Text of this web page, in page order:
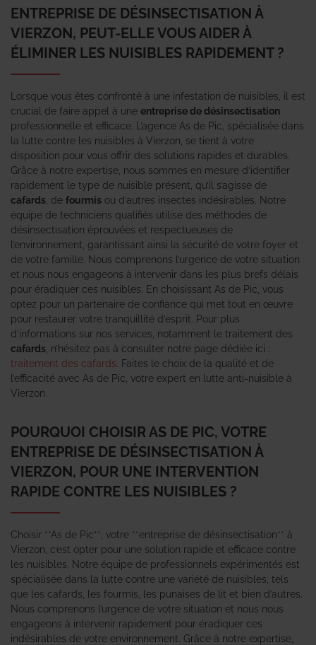
ENTREPRISE DE DÉSINSECTISATION À
VIERZON, PEUT-ELLE VOUS AIDER À
ÉLIMINER LES NUISIBLES RAPIDEMENT ?
Lorsque vous êtes confronté à une infestation de nuisibles, il est
crucial de faire appel à une entreprise de désinsectisation
professionnelle et efficace. L’agence As de Pic, spécialisée dans
la lutte contre les nuisibles à Vierzon, se tient à votre
disposition pour vous offrir des solutions rapides et durables.
Grâce à notre expertise, nous sommes en mesure d’identifier
rapidement le type de nuisible présent, qu’il s’agisse de
cafards , de fourmis ou d’autres insectes indésirables. Notre
équipe de techniciens qualifiés utilise des méthodes de
désinsectisation éprouvées et respectueuses de
l’environnement, garantissant ainsi la sécurité de votre foyer et
de votre famille. Nous comprenons l’urgence de votre situation
et nous nous engageons à intervenir dans les plus brefs délais
pour éradiquer ces nuisibles. En choisissant As de Pic, vous
optez pour un partenaire de confiance qui met tout en œuvre
pour restaurer votre tranquillité d’esprit. Pour plus
d’informations sur nos services, notamment le traitement des
cafards , n’hésitez pas à consulter notre page dédiée ici :
traitement des cafards . Faites le choix de la qualité et de
l’efficacité avec As de Pic, votre expert en lutte anti-nuisible à
Vierzon.
POURQUOI CHOISIR AS DE PIC, VOTRE
ENTREPRISE DE DÉSINSECTISATION À
VIERZON, POUR UNE INTERVENTION
RAPIDE CONTRE LES NUISIBLES ?
Choisir **As de Pic**, votre **entreprise de désinsectisation** à
Vierzon, c’est opter pour une solution rapide et efficace contre
les nuisibles. Notre équipe de professionnels expérimentés est
spécialisée dans la lutte contre une variété de nuisibles, tels
que les cafards, les fourmis, les punaises de lit et bien d’autres.
Nous comprenons l’urgence de votre situation et nous nous
engageons à intervenir rapidement pour éradiquer ces
indésirables de votre environnement. Grâce à notre expertise,